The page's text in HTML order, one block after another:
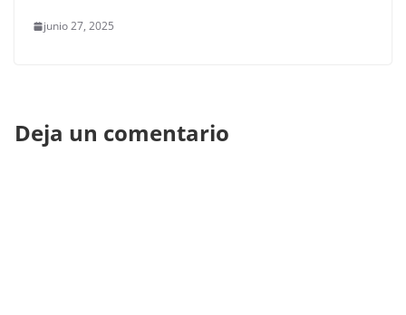
junio 27, 2025
Deja un comentario